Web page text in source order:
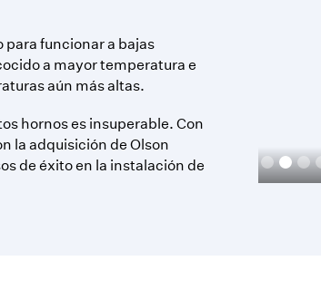
para funcionar a bajas
a mayor temperatura e
aún más altas.
hornos es insuperable. Con
la adquisición de Olson
de éxito en la instalación de
Slide 2 of